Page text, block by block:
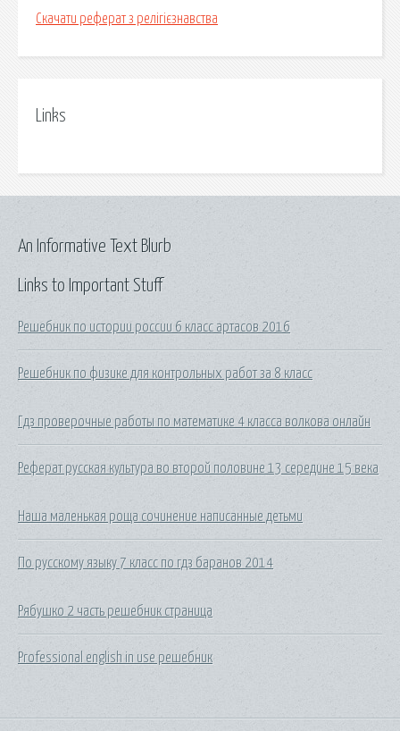
Скачати реферат з релігієзнавства
Links
Links to Important Stuff
Решебник по истории россии 6 класс артасов 2016
Решебник по физике для контрольных работ за 8 класс
Гдз проверочные работы по математике 4 класса волкова онлайн
Реферат русская культура во второй половине 13 середине 15 века
Наша маленькая роща сочинение написанные детьми
По русскому языку 7 класс по гдз баранов 2014
Рябушко 2 часть решебник страница
Professional english in use решебник
An Informative Text Blurb